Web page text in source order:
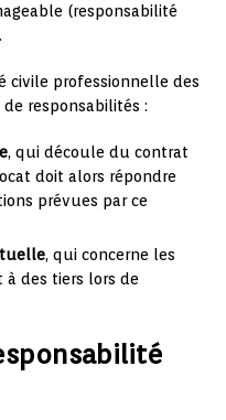
(responsabilité
civile professionnelle des
responsabilités :
, qui découle du contrat
doit alors répondre
prévues par ce
, qui concerne les
à des tiers lors de